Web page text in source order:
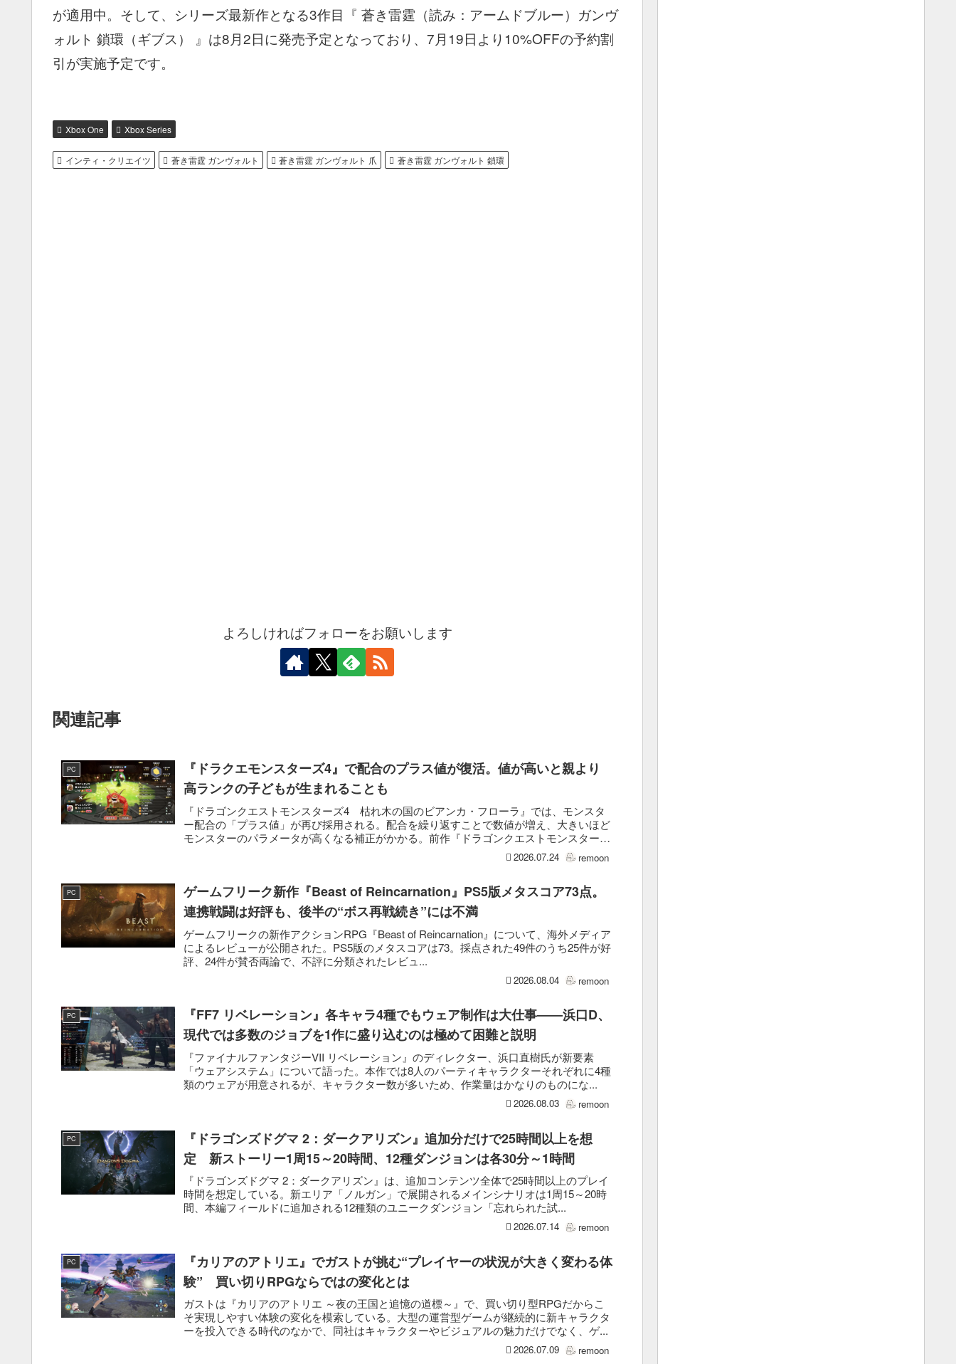
が適用中。そして、シリーズ最新作となる3作目『 蒼き雷霆（読み：アームドブルー）ガンヴ
ォルト 鎖環（ギブス） 』は8月2日に発売予定となっており、7月19日より10%OFFの予約割
引が実施予定です。
Xbox One Xbox Series
インティ・クリエイツ 蒼き雷霆 ガンヴォルト 蒼き雷霆 ガンヴォルト 爪 蒼き雷霆 ガンヴォルト 鎖環
よろしければフォローをお願いします
関連記事
PC
『ドラクエモンスターズ4』で配合のプラス値が復活。値が高いと親より
高ランクの子どもが生まれることも
『ドラゴンクエストモンスターズ4 枯れ木の国のビアンカ・フローラ』では、モンスタ
ー配合の「プラス値」が再び採用される。配合を繰り返すことで数値が増え、大きいほど
モンスターのパラメータが高くなる補正がかかる。前作『ドラゴンクエストモンスター
2026.07.24 remoon
PC
ゲームフリーク新作『Beast of Reincarnation』PS5版メタスコア73点。
連携戦闘は好評も、後半の“ボス再戦続き”には不満
ゲームフリークの新作アクションRPG『Beast of Reincarnation』について、海外メディア
によるレビューが公開された。PS5版のメタスコアは73。採点された49件のうち25件が好
評、24件が賛否両論で、不評に分類されたレビュ...
2026.08.04 remoon
PC
『FF7 リベレーション』各キャラ4種でもウェア制作は大仕事――浜口D、
現代では多数のジョブを1作に盛り込むのは極めて困難と説明
『ファイナルファンタジーVII リベレーション』のディレクター、浜口直樹氏が新要素
「ウェアシステム」について語った。本作では8人のパーティキャラクターそれぞれに4種
類のウェアが用意されるが、キャラクター数が多いため、作業量はかなりのものにな...
2026.08.03 remoon
PC
『ドラゴンズドグマ 2：ダークアリズン』追加分だけで25時間以上を想
定 新ストーリー1周15～20時間、12種ダンジョンは各30分～1時間
『ドラゴンズドグマ 2：ダークアリズン』は、追加コンテンツ全体で25時間以上のプレイ
時間を想定している。新エリア「ノルガン」で展開されるメインシナリオは1周15～20時
間、本編フィールドに追加される12種類のユニークダンジョン「忘れられた試...
2026.07.14 remoon
PC
『カリアのアトリエ』でガストが挑む“プレイヤーの状況が大きく変わる体
験” 買い切りRPGならではの変化とは
ガストは『カリアのアトリエ ～夜の王国と追憶の道標～』で、買い切り型RPGだからこ
そ実現しやすい体験の変化を模索している。大型の運営型ゲームが継続的に新キャラクタ
ーを投入できる時代のなかで、同社はキャラクターやビジュアルの魅力だけでなく、ゲ...
2026.07.09 remoon